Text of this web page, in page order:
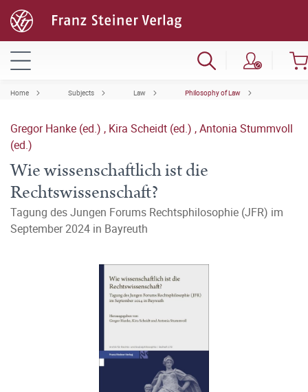
Home Subjects Law Philosophy of Law
Gregor Hanke (ed.) , Kira Scheidt (ed.) ,Antonia Stummvoll
(ed.)
Wie wissenschaftlich ist die
Rechtswissenschaft?
Tagung des Jungen Forums Rechtsphilosophie (JFR) im
September 2024 in Bayreuth